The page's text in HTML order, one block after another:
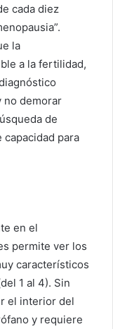
cada diez
la
a la fertilidad,
no demorar
de
para
en el
permite ver los
característicos
1 al 4). Sin
el interior del
y requiere